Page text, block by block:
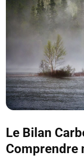
Le Bilan
Comprendre